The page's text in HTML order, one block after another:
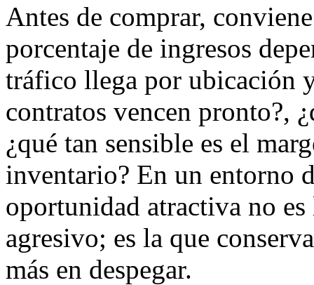
Antes de comprar,
porcentaje de ingresos
tráfico llega por ubicación
contratos vencen pronto?,
¿qué tan sensible es el
inventario? En un entorno
oportunidad atractiva no
agresivo; es la que
más en despegar.